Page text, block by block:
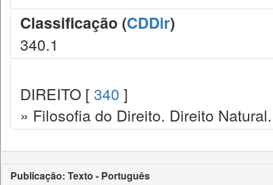
Classificação (CDDir)
340.1
DIREITO [ 340 ]
» Filosofia do Direito. Direito
Publicação: Texto - Português